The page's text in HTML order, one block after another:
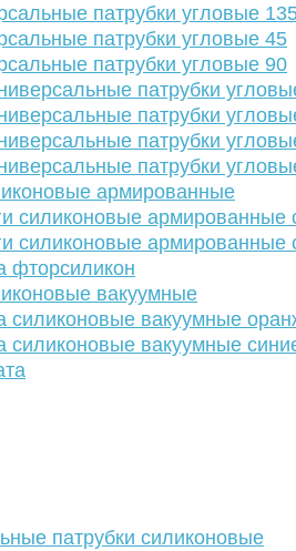
патрубки угловые
патрубки угловые 45
патрубки угловые 90
патрубки
патрубки
патрубки
патрубки
армированные
силиконовые армированные
силиконовые армированные
фторсиликон
вакуумные
силиконовые вакуумные
силиконовые вакуумные
патрубки силиконовые